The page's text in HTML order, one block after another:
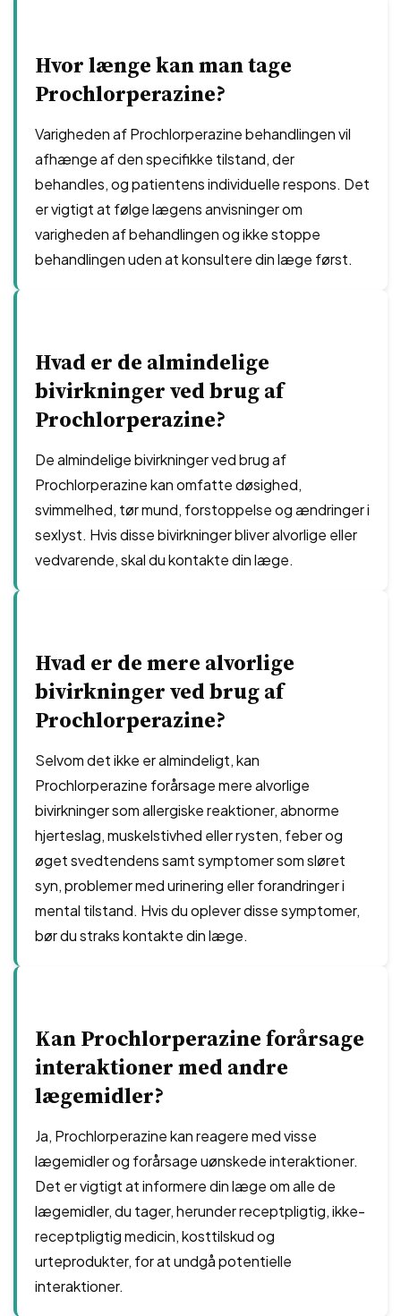
Hvor længe kan man tage
Prochlorperazine?
Varigheden af Prochlorperazine behandlingen vil
afhænge af den specifikke tilstand, der
behandles, og patientens individuelle respons. Det
er vigtigt at følge lægens anvisninger om
varigheden af behandlingen og ikke stoppe
behandlingen uden at konsultere din læge først.
Hvad er de almindelige
bivirkninger ved brug af
Prochlorperazine?
De almindelige bivirkninger ved brug af
Prochlorperazine kan omfatte døsighed,
svimmelhed, tør mund, forstoppelse og ændringer i
sexlyst. Hvis disse bivirkninger bliver alvorlige eller
vedvarende, skal du kontakte din læge.
Hvad er de mere alvorlige
bivirkninger ved brug af
Prochlorperazine?
Selvom det ikke er almindeligt, kan
Prochlorperazine forårsage mere alvorlige
bivirkninger som allergiske reaktioner, abnorme
hjerteslag, muskelstivhed eller rysten, feber og
øget svedtendens samt symptomer som sløret
syn, problemer med urinering eller forandringer i
mental tilstand. Hvis du oplever disse symptomer,
bør du straks kontakte din læge.
Kan Prochlorperazine forårsage
interaktioner med andre
lægemidler?
Ja, Prochlorperazine kan reagere med visse
lægemidler og forårsage uønskede interaktioner.
Det er vigtigt at informere din læge om alle de
lægemidler, du tager, herunder receptpligtig, ikke-
receptpligtig medicin, kosttilskud og
urteprodukter, for at undgå potentielle
interaktioner.